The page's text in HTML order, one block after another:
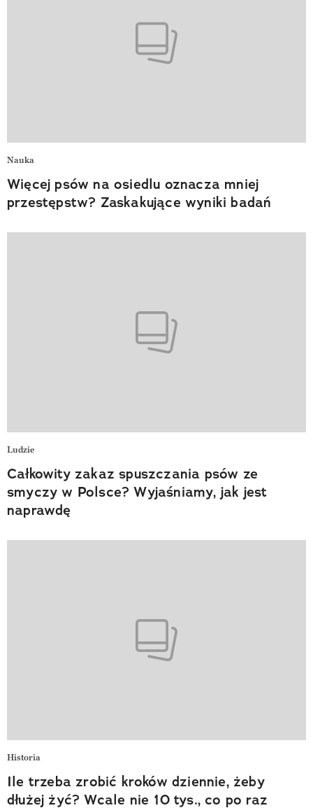
Nauka
Więcej psów na osiedlu oznacza mniej
przestępstw? Zaskakujące wyniki badań
Ludzie
Całkowity zakaz spuszczania psów ze
smyczy w Polsce? Wyjaśniamy, jak jest
naprawdę
Historia
Ile trzeba zrobić kroków dziennie, żeby
dłużej żyć? Wcale nie 10 tys., co po raz